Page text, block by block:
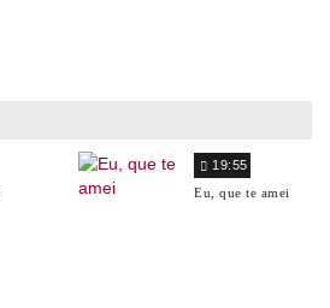
19:55
Eu, que te amei